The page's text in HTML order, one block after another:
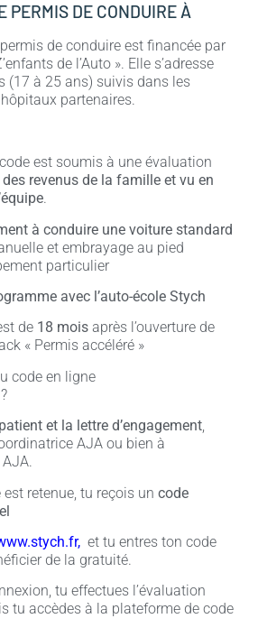
PERMIS DE CONDUIRE À
de conduire est financée par
de l’Auto ». Elle s’adresse
(17 à 25 ans) suivis dans les
partenaires.
est soumis à une évaluation
revenus de la famille et vu en
.
à conduire une voiture standard
et embrayage au pied
particulier
avec l’auto-école Stych
de 18 mois après l’ouverture de
« Permis accéléré »
code en ligne
?
et la lettre d’engagement,
AJA ou bien à
retenue, tu reçois un code
, et tu entres ton code
de la gratuité.
tu effectues l’évaluation
tu accèdes à la plateforme de code